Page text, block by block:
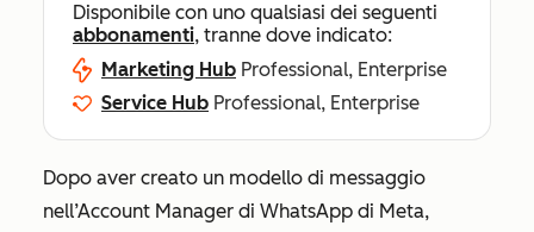
Disponibile con uno qualsiasi dei seguenti
abbonamenti, tranne dove indicato:
Marketing Hub Professional, Enterprise
Service Hub Professional, Enterprise
Dopo aver creato un modello di messaggio
nell’Account Manager di WhatsApp di Meta,